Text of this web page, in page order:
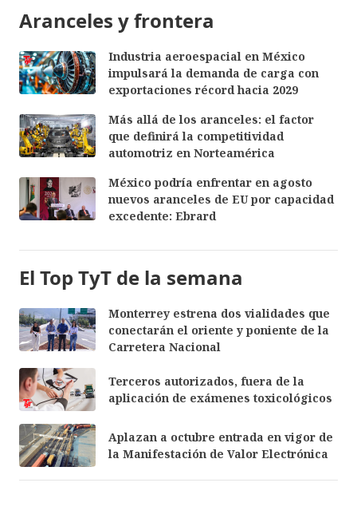
Aranceles y frontera
Industria aeroespacial en México
impulsará la demanda de carga con
exportaciones récord hacia 2029
Más allá de los aranceles: el factor
que definirá la competitividad
automotriz en Norteamérica
México podría enfrentar en agosto
nuevos aranceles de EU por capacidad
excedente: Ebrard
El Top TyT de la semana
Monterrey estrena dos vialidades que
conectarán el oriente y poniente de la
Carretera Nacional
Terceros autorizados, fuera de la
aplicación de exámenes toxicológicos
Aplazan a octubre entrada en vigor de
la Manifestación de Valor Electrónica